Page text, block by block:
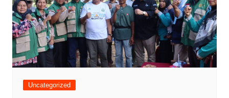
Uncategorized